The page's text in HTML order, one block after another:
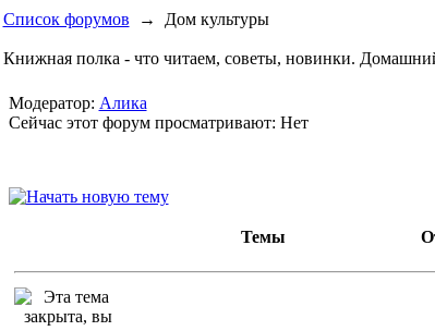
Список форумов → Дом культуры
Книжная полка - что читаем, советы, новинки.
Модератор: Алика
Сейчас этот форум просматривают: Нет
Темы